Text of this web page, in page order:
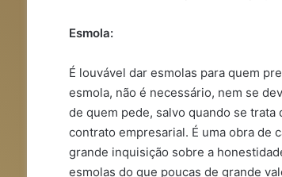
Esmola:
É louvável dar esmolas para quem
esmola, não é necessário, nem se
de quem pede, salvo quando se
contrato empresarial. É uma obra de
grande inquisição sobre a
esmolas do que poucas de grande